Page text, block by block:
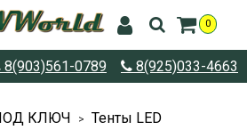
0
8(903)561-0789 8(925)033-4663
КЛЮЧ Тенты LED